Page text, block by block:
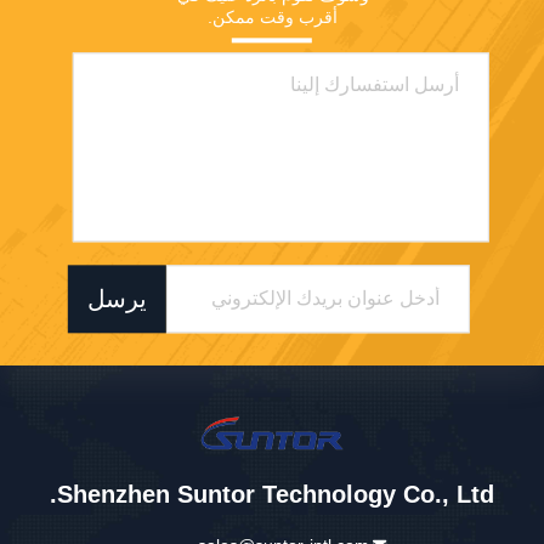
أقرب وقت ممكن.
يرسل
Shenzhen Suntor Technology Co., Ltd.